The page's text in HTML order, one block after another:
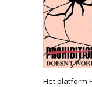
Het platform